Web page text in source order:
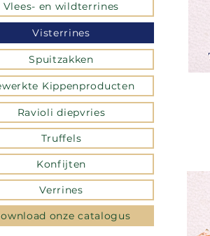
Vlees- en wildterrines
Visterrines
Spuitzakken
Kippenproducten
Ravioli diepvries
Truffels
Konfijten
Verrines
onze catalogus